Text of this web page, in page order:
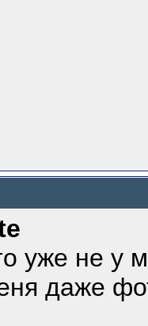
уже не у
даже